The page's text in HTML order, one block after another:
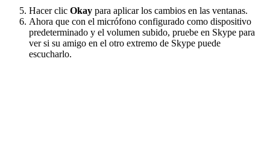
Hacer clic Okay para aplicar los cambios en las ventanas.
Ahora que con el micrófono configurado como dispositivo
predeterminado y el volumen subido, pruebe en Skype para
ver si su amigo en el otro extremo de Skype puede
escucharlo.